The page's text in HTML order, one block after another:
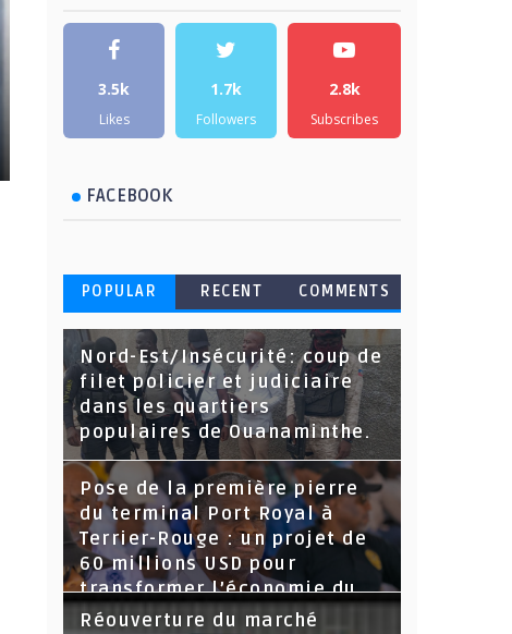
3.5k
Likes
1.7k
Followers
2.8k
Subscribes
FACEBOOK
POPULAR RECENT COMMENTS
Nord-Est/Insécurité: coup de
filet policier et judiciaire
dans les quartiers
populaires de Ouanaminthe.
Pose de la première pierre
du terminal Port Royal à
Terrier-Rouge : un projet de
60 millions USD pour
transformer l’économie du
Nord-Est
Réouverture du marché